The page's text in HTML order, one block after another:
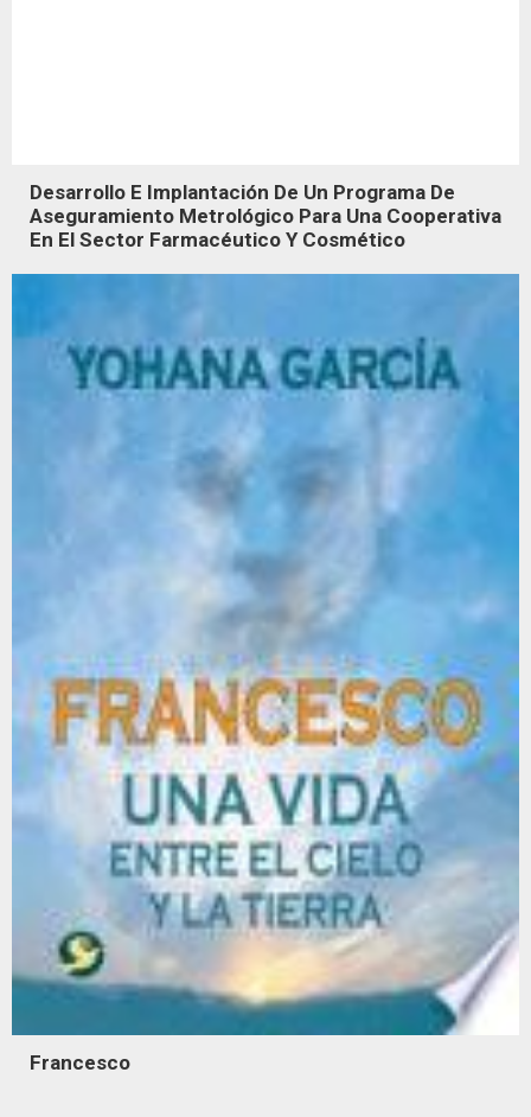
Desarrollo E Implantación De Un Programa De
Aseguramiento Metrológico Para Una Cooperativa
En El Sector Farmacéutico Y Cosmético
Francesco